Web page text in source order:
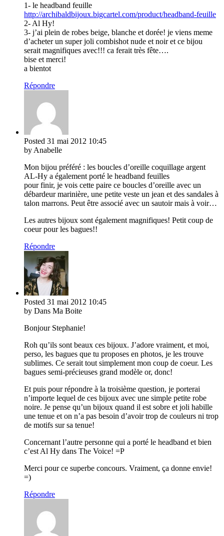
1- le headband feuille
http://archibaldbijoux.bigcartel.com/product/headband-feuille
2- Al Hy!
3- j’ai plein de robes beige, blanche et dorée! je viens meme
d’acheter un super joli combishot nude et noir et ce bijou
serait magnifiques avec!!! ca ferait très fête….
bise et merci!
a bientot
Répondre
Posted 31 mai 2012 10:45
by Anabelle
Mon bijou préféré : les boucles d’oreille coquillage argent
AL-Hy a également porté le headband feuilles
pour finir, je vois cette paire ce boucles d’oreille avec un
débardeur marinière, une petite veste un jean et des sandales à
talon marrons. Peut être associé avec un sautoir mais à voir…
Les autres bijoux sont également magnifiques! Petit coup de
coeur pour les bagues!!
Répondre
Posted 31 mai 2012 10:45
by Dans Ma Boite
Bonjour Stephanie!
Roh qu’ils sont beaux ces bijoux. J’adore vraiment, et moi,
perso, les bagues que tu proposes en photos, je les trouve
sublimes. Ce serait tout simplement mon coup de coeur. Les
bagues semi-précieuses grand modèle or, donc!
Et puis pour répondre à la troisième question, je porterai
n’importe lequel de ces bijoux avec une simple petite robe
noire. Je pense qu’un bijoux quand il est sobre et joli habille
une tenue et on n’a pas besoin d’avoir trop de couleurs ni trop
de motifs sur sa tenue!
Concernant l’autre personne qui a porté le headband et bien
c’est Al Hy dans The Voice! =P
Merci pour ce superbe concours. Vraiment, ça donne envie!
=)
Répondre